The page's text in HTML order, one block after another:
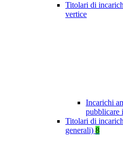
Titolari di
vertice
Incarichi
pubblicare
Titolari di
generali) 8